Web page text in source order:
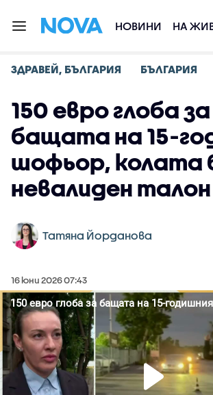
НОВИНИ НА
ЗДРАВЕЙ, БЪЛГАРИЯ БЪЛГАРИЯ
150 евро глоба за
бащата на 15-
шофьор, колата
невалиден талон
Татяна Йорданова
16 юни 2026 07:43